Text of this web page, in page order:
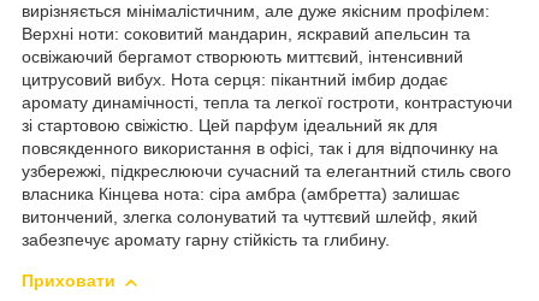
вирізняється мінімалістичним, але дуже якісним профілем:
Верхні ноти: соковитий мандарин, яскравий апельсин та
освіжаючий бергамот створюють миттєвий, інтенсивний
цитрусовий вибух. Нота серця: пікантний імбир додає
аромату динамічності, тепла та легкої гостроти, контрастуючи
зі стартовою свіжістю. Цей парфум ідеальний як для
повсякденного використання в офісі, так і для відпочинку на
узбережжі, підкреслюючи сучасний та елегантний стиль свого
власника Кінцева нота: сіра амбра (амбретта) залишає
витончений, злегка солонуватий та чуттєвий шлейф, який
забезпечує аромату гарну стійкість та глибину.
Приховати